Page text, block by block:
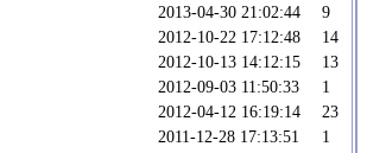
2013-04-30 21:02:44
9
2012-10-22 17:12:48
14
2012-10-13 14:12:15
13
2012-09-03 11:50:33
1
2012-04-12 16:19:14
23
2011-12-28 17:13:51
1